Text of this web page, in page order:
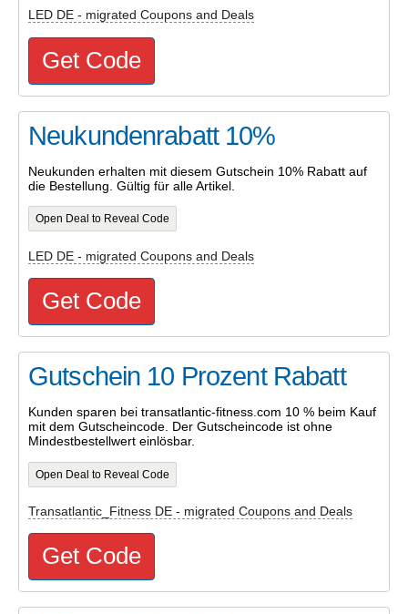
LED DE - migrated Coupons and Deals
Get Code
Neukundenrabatt 10%
Neukunden erhalten mit diesem Gutschein 10% Rabatt auf
die Bestellung. Gültig für alle Artikel.
Open Deal to Reveal Code
LED DE - migrated Coupons and Deals
Get Code
Gutschein 10 Prozent Rabatt
Kunden sparen bei transatlantic-fitness.com 10 % beim Kauf
mit dem Gutscheincode. Der Gutscheincode ist ohne
Mindestbestellwert einlösbar.
Open Deal to Reveal Code
Transatlantic_Fitness DE - migrated Coupons and Deals
Get Code